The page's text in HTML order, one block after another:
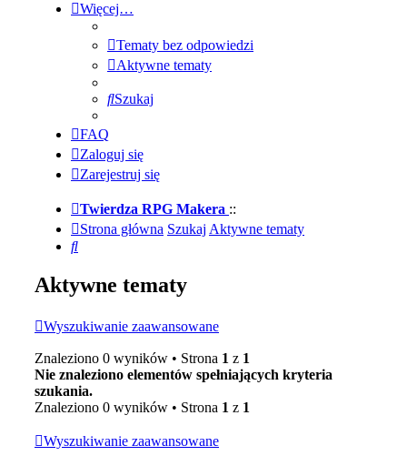
Więcej…
Tematy bez odpowiedzi
Aktywne tematy
Szukaj
FAQ
Zaloguj się
Zarejestruj się
Twierdza RPG Makera ::
Strona główna Szukaj Aktywne tematy
Szukaj
Aktywne tematy
Wyszukiwanie zaawansowane
Znaleziono 0 wyników • Strona 1 z 1
Nie znaleziono elementów spełniających kryteria
szukania.
Znaleziono 0 wyników • Strona 1 z 1
Wyszukiwanie zaawansowane